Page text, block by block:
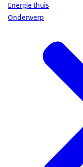
Energie thuis
Onderwerp